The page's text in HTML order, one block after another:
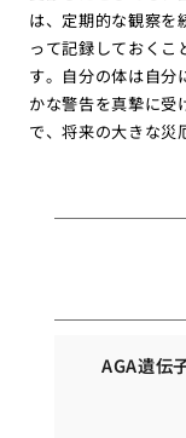
は、定期的な観察を
って記録しておくこ
す。自分の体は自分
かな警告を真摯に受
で、将来の大きな災
AGA遺伝